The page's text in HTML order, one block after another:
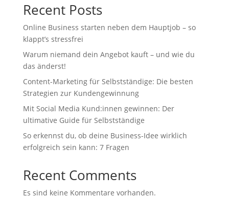
Recent Posts
Online Business starten neben dem Hauptjob – so
klappt’s stressfrei
Warum niemand dein Angebot kauft – und wie du
das änderst!
Content-Marketing für Selbstständige: Die besten
Strategien zur Kundengewinnung
Mit Social Media Kund:innen gewinnen: Der
ultimative Guide für Selbstständige
So erkennst du, ob deine Business-Idee wirklich
erfolgreich sein kann: 7 Fragen
Recent Comments
Es sind keine Kommentare vorhanden.